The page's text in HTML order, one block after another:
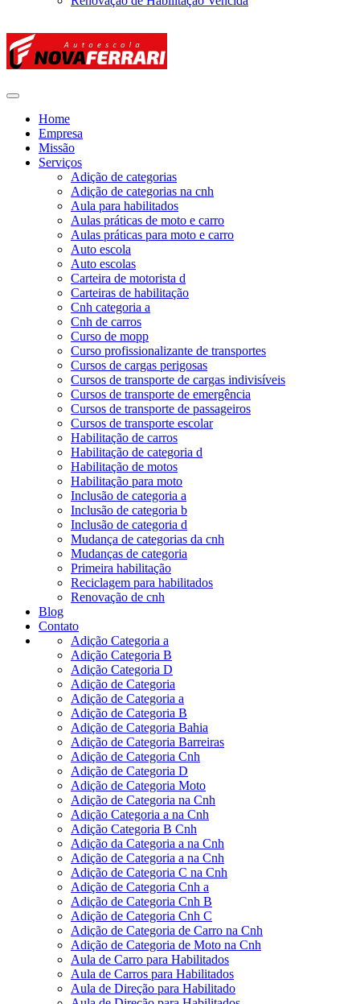
Home
Empresa
Missão
Serviços
Adição de categorias
Adição de categorias na cnh
Aula para habilitados
Aulas práticas de moto e carro
Aulas práticas para moto e carro
Auto escola
Auto escolas
Carteira de motorista d
Carteiras de habilitação
Cnh categoria a
Cnh de carros
Curso de mopp
Curso profissionalizante de transportes
Cursos de cargas perigosas
Cursos de transporte de cargas indivisíveis
Cursos de transporte de emergência
Cursos de transporte de passageiros
Cursos de transporte escolar
Habilitação de carros
Habilitação de categoria d
Habilitação de motos
Habilitação para moto
Inclusão de categoria a
Inclusão de categoria b
Inclusão de categoria d
Mudança de categorias da cnh
Mudanças de categoria
Primeira habilitação
Reciclagem para habilitados
Renovação de cnh
Blog
Contato
Adição Categoria a
Adição Categoria B
Adição Categoria D
Adição de Categoria
Adição de Categoria a
Adição de Categoria B
Adição de Categoria Bahia
Adição de Categoria Barreiras
Adição de Categoria Cnh
Adição de Categoria D
Adição de Categoria Moto
Adição de Categoria na Cnh
Adição Categoria a na Cnh
Adição Categoria B Cnh
Adição da Categoria a na Cnh
Adição de Categoria a na Cnh
Adição de Categoria C na Cnh
Adição de Categoria Cnh a
Adição de Categoria Cnh B
Adição de Categoria Cnh C
Adição de Categoria de Carro na Cnh
Adição de Categoria de Moto na Cnh
Aula de Carro para Habilitados
Aula de Carros para Habilitados
Aula de Direção para Habilitado